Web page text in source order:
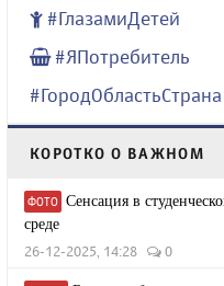
#ГлазамиДетей
#ЯПотребитель
#ГородОбластьСтрана
КОРОТКО О ВАЖНОМ
ФОТО Сенсация в
среде
26-12-2025, 14:28 0